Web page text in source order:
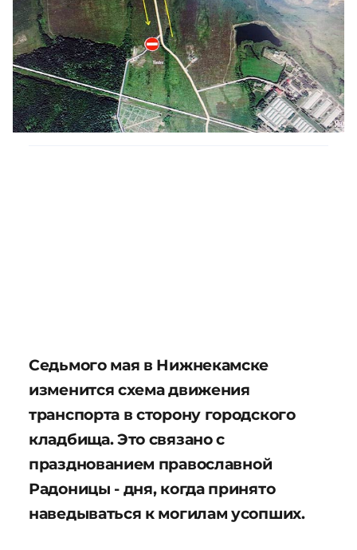
Седьмого мая в Нижнекамске
изменится схема движения
транспорта в сторону городского
кладбища. Это связано с
празднованием православной
Радоницы - дня, когда принято
наведываться к могилам усопших.